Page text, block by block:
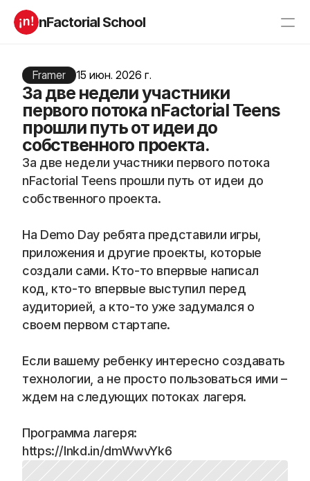
nFactorial School
О нас
Отзывы
Блог
Incubator 2026
Компаниям
Старт в ИТ
Андроид разработчик
Алгоритмы
Python-разработчик
Frontend на React
Product manager
Генеративный ИИ
Data Science c 0
RESOURCES
Blog
Docs
About
Framer 15 июн. 2026 г.
За две недели участники
первого потока nFactorial Teens
прошли путь от идеи до
собственного проекта.
За две недели участники первого потока
nFactorial Teens прошли путь от идеи до
собственного проекта.
На Demo Day ребята представили игры,
приложения и другие проекты, которые
создали сами. Кто-то впервые написал
код, кто-то впервые выступил перед
аудиторией, а кто-то уже задумался о
своем первом стартапе.
Если вашему ребенку интересно создавать
технологии, а не просто пользоваться ими –
ждем на следующих потоках лагеря.
Программа лагеря:
https://lnkd.in/dmWwvYk6